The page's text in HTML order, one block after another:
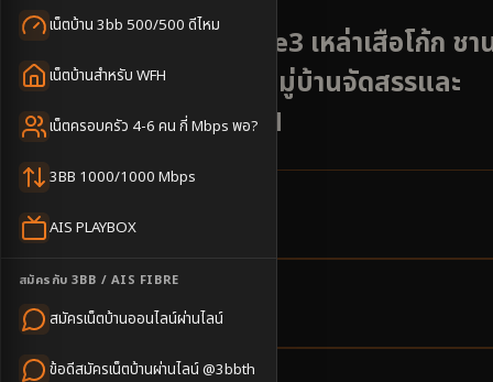
เน็ตบ้าน 3bb 500/500 ดีไหม
เน็ตบ้านสำหรับ WFH
เน็ตครอบครัว 4-6 คน กี่ Mbps พอ?
3BB 1000/1000 Mbps
AIS PLAYBOX
สมัครกับ 3BB / AIS FIBRE
สมัครเน็ตบ้านออนไลน์ผ่านไลน์
ข้อดีสมัครเน็ตบ้านผ่านไลน์ @3bbth
เน็ตบ้าน 3BB AIS Fibre3 เหล่าเสือโก้ก ชา
เมืองอุบลฯ ครอบคลุมหมู่บ้านจัดสรรและ
ตลาดชุมชน เหมาะ WFH
4ตำบล
ครอบคลุมพื้นที่
2-4วันทำการ
นัดช่างติดตั้ง